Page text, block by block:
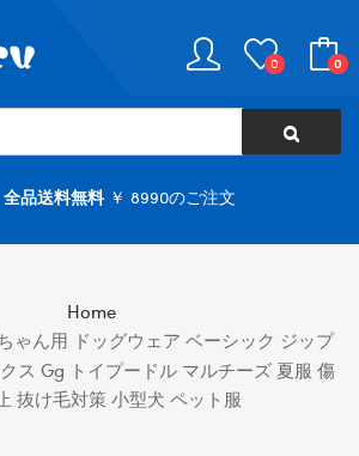
0 0
全品送料無料￥ 8990のご注文
Home
ゃん用 ドッグウェア ベーシック ジップ
ス Gg トイプードル マルチーズ 夏服 傷
抜け毛対策 小型犬 ペット服